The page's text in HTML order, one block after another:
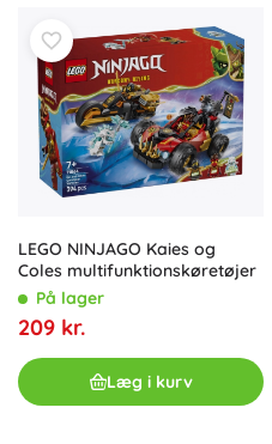
LEGO NINJAGO Kaies og
Coles multifunktionskøretøjer
På lager
209 kr.
Læg i kurv